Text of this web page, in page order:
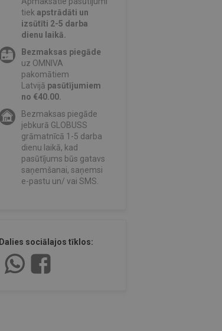
tiekapstrādāti un
izsūtīti 2-5 darba
dienu laikā.
Bezmaksas piegāde
uz OMNIVA
pakomātiem
Latvijā pasūtījumiem
no €40.00.
Bezmaksas piegāde
jebkurā GLOBUSS
grāmatnīcā 1-5 darba
dienu laikā, kad
pasūtījums būs gatavs
saņemšanai, saņemsi
e-pastu un/ vai SMS.
Dalies sociālajos tīklos: